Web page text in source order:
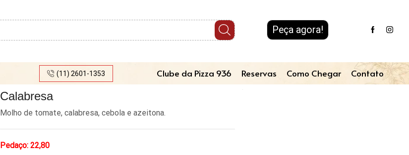
Peça agora!
(11) 2601-1353 Clube da Pizza 936 Reservas Como Chegar Contato
Calabresa
Molho de tomate, calabresa, cebola e azeitona.
Pedaço: 22,80